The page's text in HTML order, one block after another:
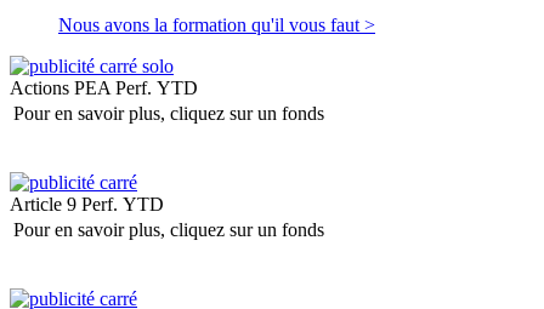
Nous avons la formation qu'il vous faut >
Actions PEA Perf. YTD
Pour en savoir plus, cliquez sur un fonds
Article 9 Perf. YTD
Pour en savoir plus, cliquez sur un fonds